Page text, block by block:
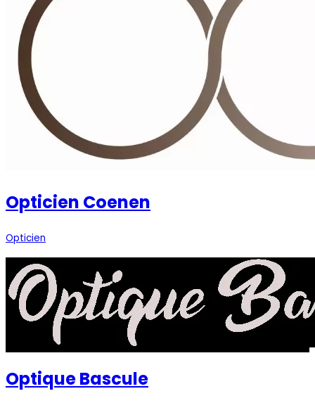
Opticien Coenen
Opticien
Optique Bascule